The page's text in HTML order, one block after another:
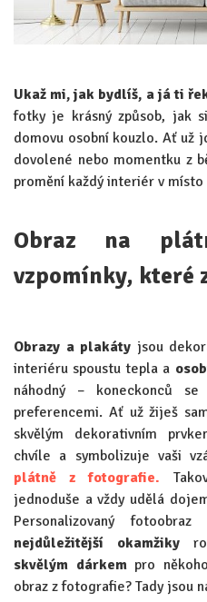
Ukaž mi, jak bydlíš, a já ti
fotky je krásný způsob, jak
domovu osobní kouzlo. Ať už
dovolené nebo momentku z
promění každý interiér v
Obraz na
vzpomínky, které
Obrazy a plakáty jsou
interiéru spoustu tepla a
náhodný – koneckonců
preferencemi. Ať už žiješ
skvělým dekorativním
chvíle a symbolizuje vaši
plátně z fotografie.
jednoduše a vždy udělá
Personalizovaný
nejdůležitější okamžiky
skvělým dárkempro
obraz z fotografie? Tady jsou